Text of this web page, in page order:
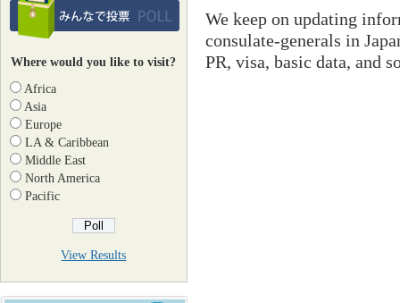
Where would you like to visit?
Africa
Asia
Europe
LA & Caribbean
Middle East
North America
Pacific
View Results
We keep on updating
consulate-generals in
PR, visa, basic data, and